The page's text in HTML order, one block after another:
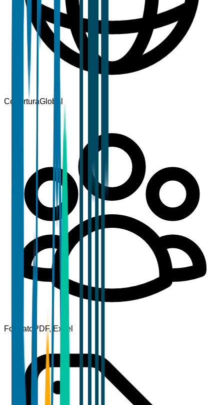
CoberturaGlobal
Formato PDF, Excel